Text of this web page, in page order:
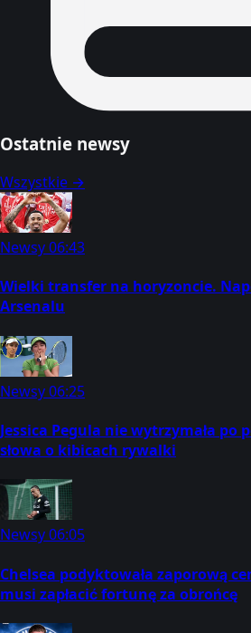
Ostatnie newsy
Wszystkie →
Newsy06:43
Wielki transfer na horyzoncie.
Arsenalu
Newsy06:25
Jessica Pegula nie wytrzymała po
słowa o kibicach rywalki
Newsy06:05
Chelsea podyktowała zaporową
musi zapłacić fortunę za obrońcę